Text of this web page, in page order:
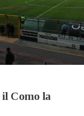
il Como la